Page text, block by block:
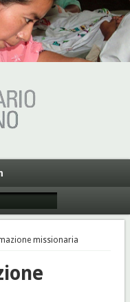
Diocesano
missionaria